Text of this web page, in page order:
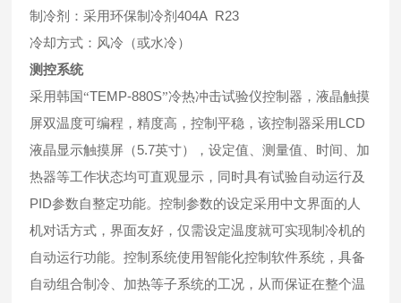
制冷剂：采用环保制冷剂404A R23
冷却方式：风冷（或水冷）
测控系统
采用韩国“TEMP-880S”冷热冲击试验仪控制器，液晶触摸
屏双温度可编程，精度高，控制平稳 ，该控制器采用LCD
液晶显示触摸屏（5.7英寸），设定值、测量值、时间、加
热器等工作状态均可直观显示，同时具有试验自动运行及
PID参数自整定功能。控制参数的设定采用中文界面的人
机对话方式，界面友好，仅需设定温度就可实现制冷机的
自动运行功能。控制系统使用智能化控制软件系统，具备
自动组合制冷、加热等子系统的工况，从而保证在整个温